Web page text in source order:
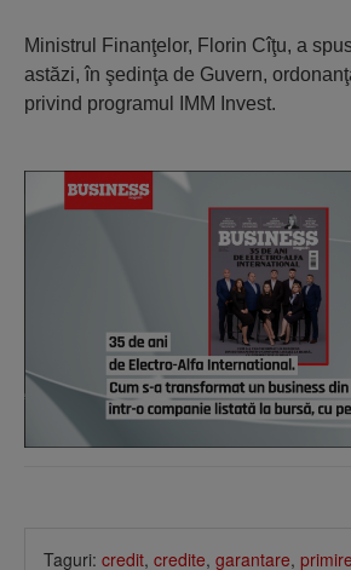
Ministrul Finanţelor, Florin Cîţu, a
astăzi, în şedinţa de Guvern,
privind programul IMM Invest.
Taguri: credit, credite, garantare, primire